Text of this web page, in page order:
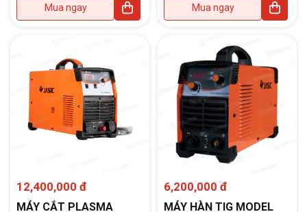
kiện đi kèm:
Đầu cấp dây
50mm; Súng
hàn 500A dài
3m; Đồng hồ
CO2 KOWON
36V
Mua ngay
kèm: Súng hàn
15AK-3M
cáp dài 3m)
Mua ngay
12,400,000 đ
MÁY CẮT PLASMA
6,200,000 đ
MÁY HÀN TIG MODEL